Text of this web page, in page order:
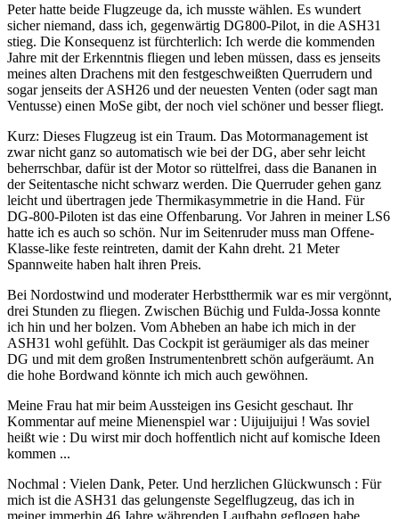
Peter hatte beide Flugzeuge da, ich musste wählen. Es wundert
sicher niemand, dass ich, gegenwärtig DG800-Pilot, in die ASH31
stieg. Die Konsequenz ist fürchterlich: Ich werde die kommenden
Jahre mit der Erkenntnis fliegen und leben müssen, dass es jenseits
meines alten Drachens mit den festgeschweißten Querrudern und
sogar jenseits der ASH26 und der neuesten Venten (oder sagt man
Ventusse) einen MoSe gibt, der noch viel schöner und besser fliegt.
Kurz: Dieses Flugzeug ist ein Traum. Das Motormanagement ist
zwar nicht ganz so automatisch wie bei der DG, aber sehr leicht
beherrschbar, dafür ist der Motor so rüttelfrei, dass die Bananen in
der Seitentasche nicht schwarz werden. Die Querruder gehen ganz
leicht und übertragen jede Thermikasymmetrie in die Hand. Für
DG-800-Piloten ist das eine Offenbarung. Vor Jahren in meiner LS6
hatte ich es auch so schön. Nur im Seitenruder muss man Offene-
Klasse-like feste reintreten, damit der Kahn dreht. 21 Meter
Spannweite haben halt ihren Preis.
Bei Nordostwind und moderater Herbstthermik war es mir vergönnt,
drei Stunden zu fliegen. Zwischen Büchig und Fulda-Jossa konnte
ich hin und her bolzen. Vom Abheben an habe ich mich in der
ASH31 wohl gefühlt. Das Cockpit ist geräumiger als das meiner
DG und mit dem großen Instrumentenbrett schön aufgeräumt. An
die hohe Bordwand könnte ich mich auch gewöhnen.
Meine Frau hat mir beim Aussteigen ins Gesicht geschaut. Ihr
Kommentar auf meine Mienenspiel war : Uijuijuijui ! Was soviel
heißt wie : Du wirst mir doch hoffentlich nicht auf komische Ideen
kommen ...
Nochmal : Vielen Dank, Peter. Und herzlichen Glückwunsch : Für
mich ist die ASH31 das gelungenste Segelflugzeug, das ich in
meiner immerhin 46 Jahre währenden Laufbahn geflogen habe.